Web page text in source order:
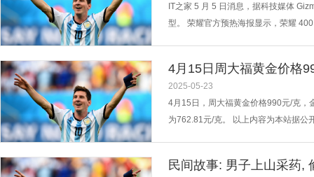
IT之家 5 月 5 日消息，据科技媒体
型。 荣耀官方预热海报显示，荣耀
4月15日周大福黄金价格
2025-05-23
4月15日，周大福黄金价格990元/克，
为762.81元/克。 以上内容为本站据
民间故事: 男子上山采药,